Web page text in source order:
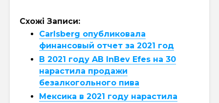
Схожі Записи:
Carlsberg опубликовала
финансовый отчет за 2021 год
В 2021 году AB InBev Efes на 30
нарастила продажи
безалкогольного пива
Мексика в 2021 году нарастила